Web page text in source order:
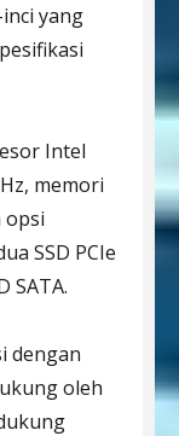
yang
Intel
memori
opsi
SSD PCIe
SATA.
dengan
oleh